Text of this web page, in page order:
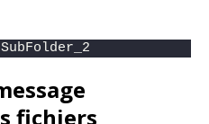
fichiers